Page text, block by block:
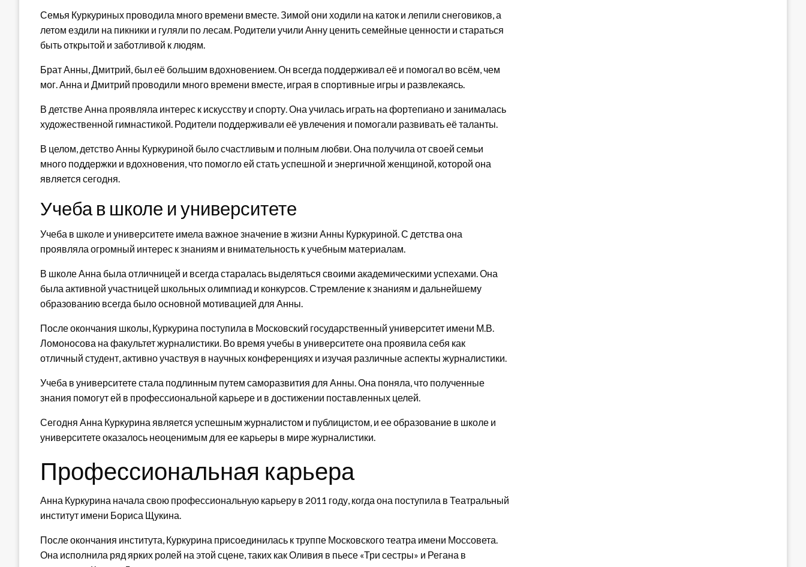
Семья Куркуриных проводила много времени вместе. Зимой они ходили на каток и лепили снеговиков, а
летом ездили на пикники и гуляли по лесам. Родители учили Анну ценить семейные ценности и стараться
быть открытой и заботливой к людям.
Брат Анны, Дмитрий, был её большим вдохновением. Он всегда поддерживал её и помогал во всём, чем
мог. Анна и Дмитрий проводили много времени вместе, играя в спортивные игры и развлекаясь.
В детстве Анна проявляла интерес к искусству и спорту. Она училась играть на фортепиано и занималась
художественной гимнастикой. Родители поддерживали её увлечения и помогали развивать её таланты.
В целом, детство Анны Куркуриной было счастливым и полным любви. Она получила от своей семьи
много поддержки и вдохновения, что помогло ей стать успешной и энергичной женщиной, которой она
является сегодня.
Учеба в школе и университете
Учеба в школе и университете имела важное значение в жизни Анны Куркуриной. С детства она
проявляла огромный интерес к знаниям и внимательность к учебным материалам.
В школе Анна была отличницей и всегда старалась выделяться своими академическими успехами. Она
была активной участницей школьных олимпиад и конкурсов. Стремление к знаниям и дальнейшему
образованию всегда было основной мотивацией для Анны.
После окончания школы, Куркурина поступила в Московский государственный университет имени М.В.
Ломоносова на факультет журналистики. Во время учебы в университете она проявила себя как
отличный студент, активно участвуя в научных конференциях и изучая различные аспекты журналистики.
Учеба в университете стала подлинным путем саморазвития для Анны. Она поняла, что полученные
знания помогут ей в профессиональной карьере и в достижении поставленных целей.
Сегодня Анна Куркурина является успешным журналистом и публицистом, и ее образование в школе и
университете оказалось неоценимым для ее карьеры в мире журналистики.
Профессиональная карьера
Анна Куркурина начала свою профессиональную карьеру в 2011 году, когда она поступила в Театральный
институт имени Бориса Щукина.
После окончания института, Куркурина присоединилась к труппе Московского театра имени Моссовета.
Она исполнила ряд ярких ролей на этой сцене, таких как Оливия в пьесе «Три сестры» и Регана в